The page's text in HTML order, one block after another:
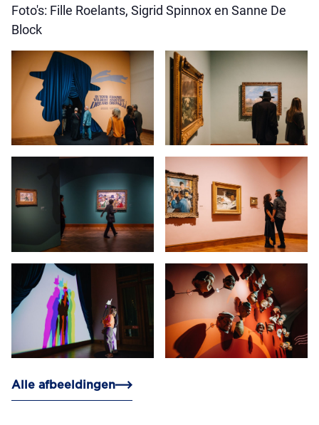
Foto's: Fille Roelants, Sigrid Spinnox en Sanne De
Block
Alle afbeeldingen